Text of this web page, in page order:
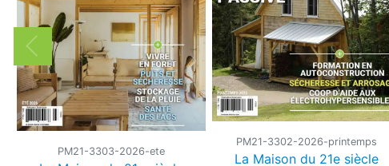
PM21-3303-2026-ete
PM21-3302-2026-printemps
La Maison du 21e siècle